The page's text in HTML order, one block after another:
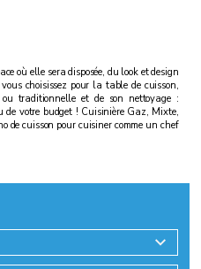
où elle sera disposée, du look et design
choisissez pour la table de cuisson,
traditionnelle et de son nettoyage :
votre budget ! Cuisinière Gaz, Mixte,
de cuisson pour cuisiner comme un chef